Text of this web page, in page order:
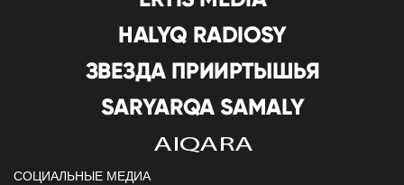
СОЦИАЛЬНЫЕ МЕДИА